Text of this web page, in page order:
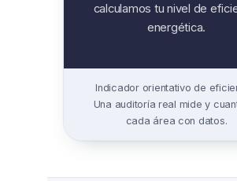
calculamos tu nivel de
energética.
Indicador orientativo de
Una auditoría real mide y
cada área con datos.